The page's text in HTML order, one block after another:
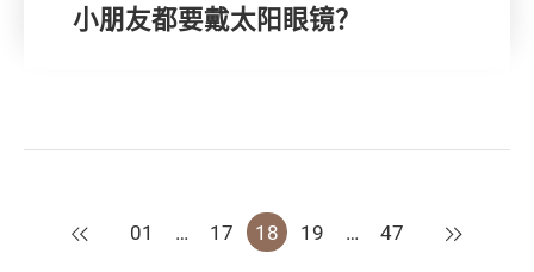
小朋友都要戴太阳眼镜？
上一页
01 … 17 18 19 … 47 下一页